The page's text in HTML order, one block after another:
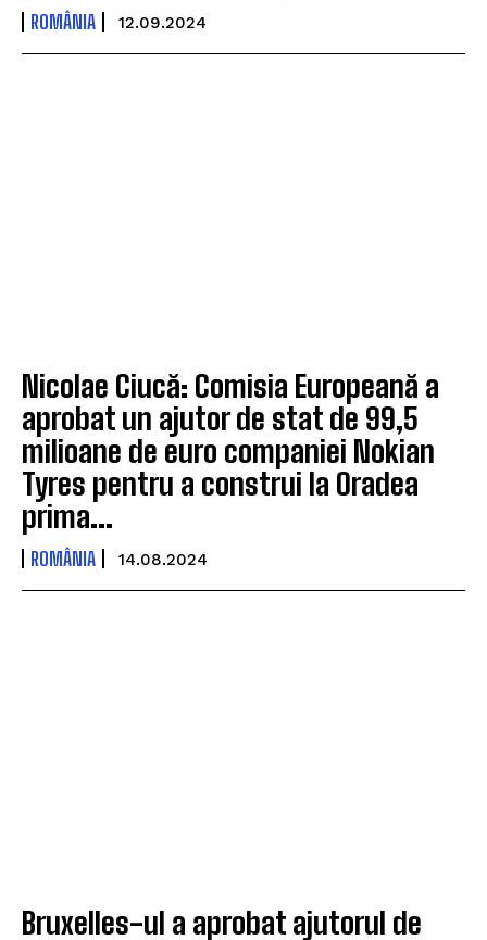
ROMÂNIA 12.09.2024
Nicolae Ciucă: Comisia Europeană a
aprobat un ajutor de stat de 99,5
milioane de euro companiei Nokian
Tyres pentru a construi la Oradea
prima...
ROMÂNIA 14.08.2024
Bruxelles-ul a aprobat ajutorul de